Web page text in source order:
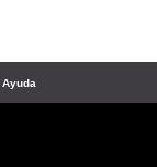
Ayuda